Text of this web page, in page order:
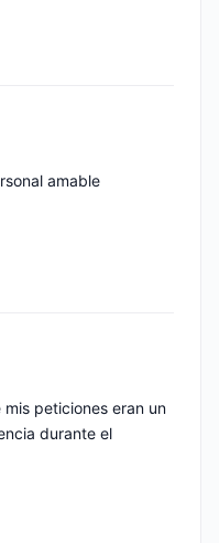
amable
peticiones eran un
durante el